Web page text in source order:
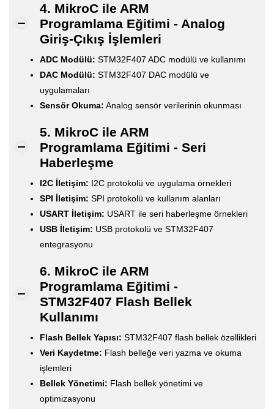
4. MikroC ile ARM
Programlama Eğitimi - Analog
Giriş-Çıkış İşlemleri
ADC Modülü: STM32F407 ADC modülü ve kullanımı
DAC Modülü: STM32F407 DAC modülü ve
uygulamaları
Sensör Okuma: Analog sensör verilerinin okunması
5. MikroC ile ARM
Programlama Eğitimi - Seri
Haberleşme
I2C İletişim: I2C protokolü ve uygulama örnekleri
SPI İletişim: SPI protokolü ve kullanım alanları
USART İletişim: USART ile seri haberleşme örnekleri
USB İletişim: USB protokolü ve STM32F407
entegrasyonu
6. MikroC ile ARM
Programlama Eğitimi -
STM32F407 Flash Bellek
Kullanımı
Flash Bellek Yapısı: STM32F407 flash bellek özellikleri
Veri Kaydetme: Flash belleğe veri yazma ve okuma
işlemleri
Bellek Yönetimi: Flash bellek yönetimi ve
optimizasyonu